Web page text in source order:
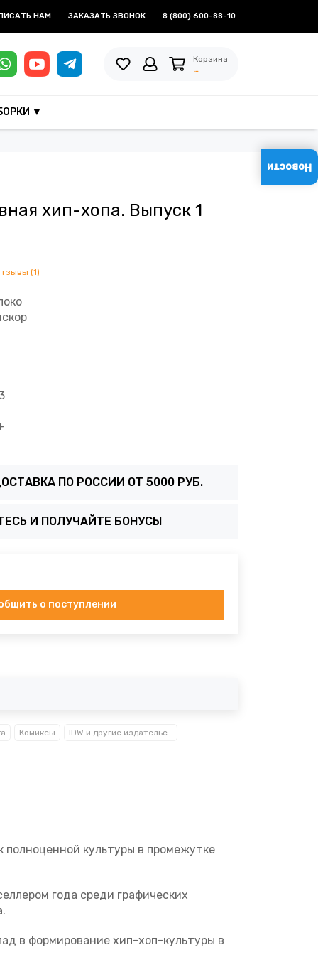
НАМ ЗАКАЗАТЬ ЗВОНОК 8 (800) 600-88-10
Корзина
…
▼
хип-хопа. Выпуск 1
(1)
ПО РОССИИ ОТ 5000 РУБ.
И ПОЛУЧАЙТЕ БОНУСЫ
о поступлении
Комиксы IDW и другие издательства комиксов
культуры в промежутке
года среди графических
в формирование хип-хоп-культуры в
Новости